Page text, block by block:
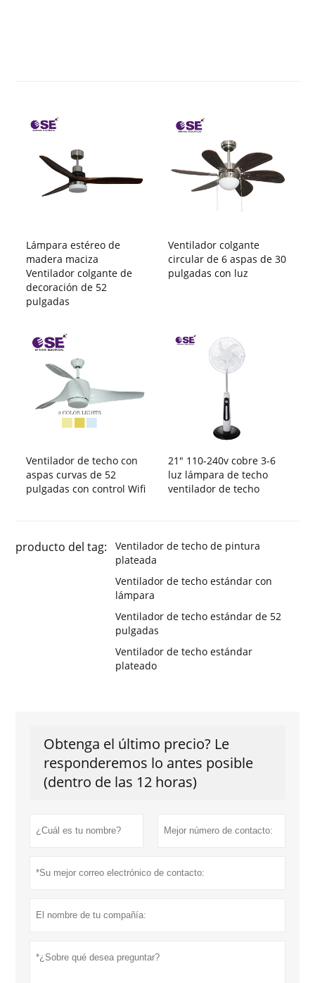
Lámpara estéreo de
madera maciza
Ventilador colgante de
decoración de 52
pulgadas
Ventilador colgante
circular de 6 aspas de 30
pulgadas con luz
Ventilador de techo con
aspas curvas de 52
pulgadas con control Wifi
21" 110-240v cobre 3-6
luz lámpara de techo
ventilador de techo
producto del tag:
Ventilador de techo de pintura
plateada
Ventilador de techo estándar con
lámpara
Ventilador de techo estándar de 52
pulgadas
Ventilador de techo estándar
plateado
Obtenga el último precio? Le
responderemos lo antes posible
(dentro de las 12 horas)